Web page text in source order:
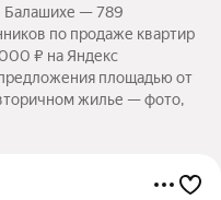
Балашихе — 789
по продаже квартир
₽ на Яндекс
площадью от
жилье — фото,